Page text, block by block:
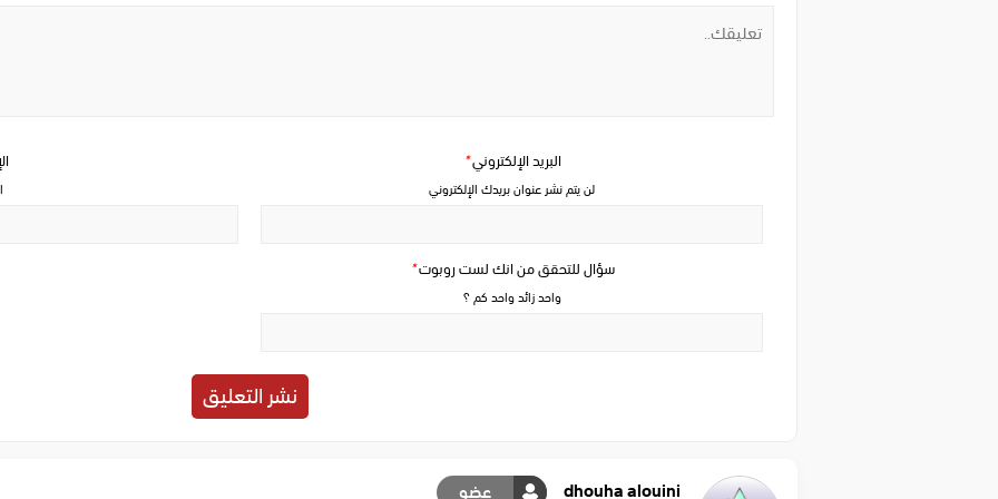
سؤال للتحقق من انك لست روبوت*
واحد زائد واحد كم ؟
البريد الإلكتروني*
لن يتم نشر عنوان بريدك الإلكتروني
dhouha alouini عضو